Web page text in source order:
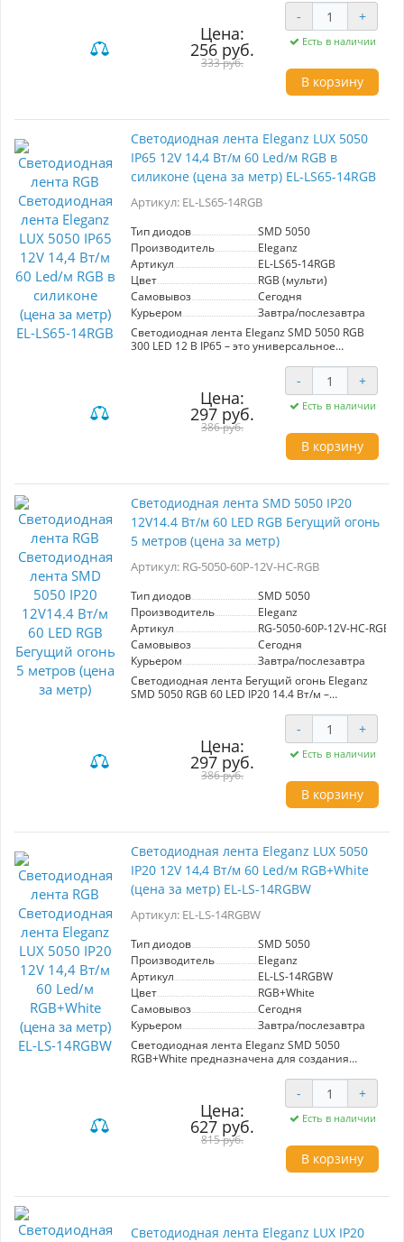
условиях. Обладая мощностью 7,2 Вт/м и 30
диодами на метр, она обеспечивает яркий и
насыщенный свет. Герметичный корпус с
классом защиты IP65 позволяет использовать
ленту как внутри помещений, так и на улице,
не опасаясь воздействия влаги и пыли.
оформления интерьеров, создания
праздничной атмосферы, подсветки мебели
или освещения садовых дорожек. Благодаря
многокрасочной RGB-функции, вы сможете
легко менять цвет освещения в зависимости
от настроения или события, что делает её
универсальным элементом для декора.
Цена:
256 руб.
333 руб.
- +
Есть в наличии
В корзину
Светодиодная лента Eleganz LUX 5050
IP65 12V 14,4 Вт/м 60 Led/м RGB в
силиконе (цена за метр) EL-LS65-14RGB
Артикул: EL-LS65-14RGB
Тип диодов
SMD 5050
Производитель
Eleganz
Артикул
EL-LS65-14RGB
Цвет
RGB (мульти)
Самовывоз
Сегодня
Курьером
Завтра/послезавтра
Светодиодная лента Eleganz SMD 5050 RGB
300 LED 12 В IP65 – это универсальное
освещения. Обладая мощностью 14,4 Вт/м и
60 диодами на метр, она обеспечивает яркий
и насыщенный свет. Герметичный корпус с
защитой IP65 делает ленту идеальной для
использования как в помещении, так и на
улице. Работает от 12 В, что обеспечивает
безопасное и надежное подключение.
создания праздничной атмосферы и
1 метр.
Цена:
297 руб.
386 руб.
- +
Есть в наличии
В корзину
Светодиодная лента SMD 5050 IP20
12V14.4 Вт/м 60 LED RGB Бегущий огонь
5 метров (цена за метр)
Артикул: RG-5050-60P-12V-HC-RGB
Тип диодов
SMD 5050
Производитель
Eleganz
Артикул
RG-5050-60P-12V-HC-RGB
Самовывоз
Сегодня
Курьером
Завтра/послезавтра
Светодиодная лента Бегущий огонь Eleganz
SMD 5050 RGB 60 LED IP20 14.4 Вт/м –
освещения в любых интерьерах. Благодаря
двойному медному слою, лента обеспечивает
отличный теплоотвод, что увеличивает её
долговечность. Простота монтажа позволяет
избежать ошибок, даже если вы не являетесь
легкой и быстрой, а качественное нанесение
клейкого слоя гарантирует надежное
крепление. С мощностью 14,4 Вт/м и 60
диодами на метр, она подходит как для
основного, так и акцентного освещения,
создавая атмосферу уюта и стиля.
Эта лента отлично подойдет для оформления
жилых и коммерческих пространств, подсветки
мебели, стен и архитектурных элементов. С
мультицветным RGB освещением вы сможете
легко менять настроение в помещении в
зависимости от времени суток или вашего
настроения.
Цена:
297 руб.
386 руб.
- +
Есть в наличии
В корзину
Светодиодная лента Eleganz LUX 5050
IP20 12V 14,4 Вт/м 60 Led/м RGB+White
(цена за метр) EL-LS-14RGBW
Артикул: EL-LS-14RGBW
Тип диодов
SMD 5050
Производитель
Eleganz
Артикул
EL-LS-14RGBW
Цвет
RGB+White
Самовывоз
Сегодня
Курьером
Завтра/послезавтра
Светодиодная лента Eleganz SMD 5050
RGB+White предназначена для создания
Оснащена 300 LED-диодами (60 на метр) с
мощностью 14,4 Вт/м и рабочим напряжением
12 В. Обладает IP20, подходит для внутреннего
использования. Поддерживает
мультицветный RGB и белый свет, идеально
подходит для декора интерьеров, освещения
витрин и создания атмосферной подсветки.
Цена:
627 руб.
815 руб.
- +
Есть в наличии
В корзину
Светодиодная лента Eleganz LUX IP20